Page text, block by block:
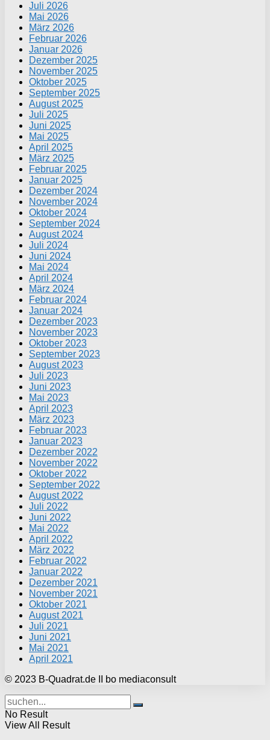
Juli 2026
Mai 2026
März 2026
Februar 2026
Januar 2026
Dezember 2025
November 2025
Oktober 2025
September 2025
August 2025
Juli 2025
Juni 2025
Mai 2025
April 2025
März 2025
Februar 2025
Januar 2025
Dezember 2024
November 2024
Oktober 2024
September 2024
August 2024
Juli 2024
Juni 2024
Mai 2024
April 2024
März 2024
Februar 2024
Januar 2024
Dezember 2023
November 2023
Oktober 2023
September 2023
August 2023
Juli 2023
Juni 2023
Mai 2023
April 2023
März 2023
Februar 2023
Januar 2023
Dezember 2022
November 2022
Oktober 2022
September 2022
August 2022
Juli 2022
Juni 2022
Mai 2022
April 2022
März 2022
Februar 2022
Januar 2022
Dezember 2021
November 2021
Oktober 2021
August 2021
Juli 2021
Juni 2021
Mai 2021
April 2021
© 2023 B-Quadrat.de II bo mediaconsult
No Result
View All Result